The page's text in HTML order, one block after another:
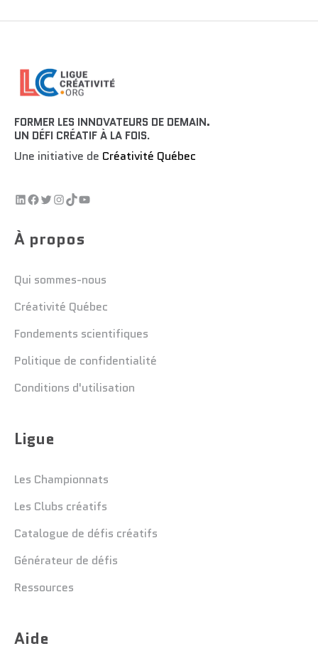
FORMER LES INNOVATEURS DE DEMAIN.
UN DÉFI CRÉATIF À LA FOIS.
Une initiative de Créativité Québec
À propos
Qui sommes-nous
Créativité Québec
Fondements scientifiques
Politique de confidentialité
Conditions d'utilisation
Ligue
Les Championnats
Les Clubs créatifs
Catalogue de défis créatifs
Générateur de défis
Ressources
Aide